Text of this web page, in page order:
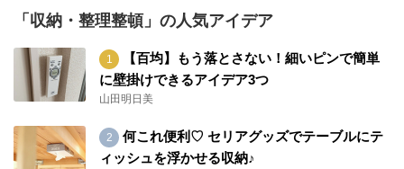
「収納・整理整頓」の人気アイデア
【百均】もう落とさない！細いピンで簡単
に壁掛けできるアイデア3つ
山田明日美
何これ便利♡ セリアグッズでテーブルにテ
ィッシュを浮かせる収納♪